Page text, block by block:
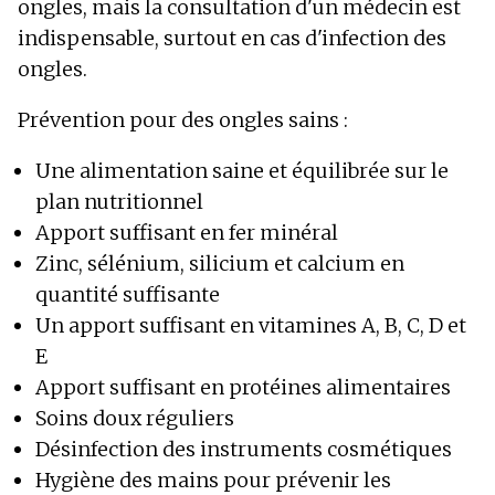
ongles, mais la consultation d'un médecin est
indispensable, surtout en cas d'infection des
ongles.
Prévention pour des ongles sains :
Une alimentation saine et équilibrée sur le
plan nutritionnel
Apport suffisant en fer minéral
Zinc, sélénium, silicium et calcium en
quantité suffisante
Un apport suffisant en vitamines A, B, C, D et
E
Apport suffisant en protéines alimentaires
Soins doux réguliers
Désinfection des instruments cosmétiques
Hygiène des mains pour prévenir les